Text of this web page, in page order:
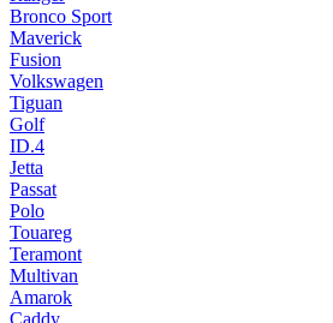
Bronco Sport
Maverick
Fusion
Volkswagen
Tiguan
Golf
ID.4
Jetta
Passat
Polo
Touareg
Teramont
Multivan
Amarok
Caddy